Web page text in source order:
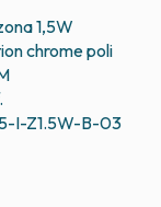
1,5W
chrome poli
I-Z1.5W-B-03